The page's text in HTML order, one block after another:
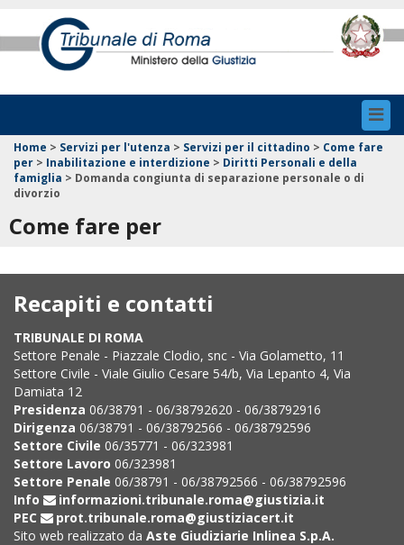
Home > Servizi per l'utenza > Servizi per il cittadino > Come fare
per > Inabilitazione e interdizione > Diritti Personali e della
famiglia > Domanda congiunta di separazione personale o di
divorzio
Come fare per
Recapiti e contatti
TRIBUNALE DI ROMA
Settore Penale - Piazzale Clodio, snc - Via Golametto, 11
Settore Civile - Viale Giulio Cesare 54/b, Via Lepanto 4, Via
Damiata 12
Presidenza 06/38791 - 06/38792620 - 06/38792916
Dirigenza 06/38791 - 06/38792566 - 06/38792596
Settore Civile 06/35771 - 06/323981
Settore Lavoro 06/323981
Settore Penale 06/38791 - 06/38792566 - 06/38792596
Info
informazioni.tribunale.roma@giustizia.it
PEC
prot.tribunale.roma@giustiziacert.it
Sito web realizzato da Aste Giudiziarie Inlinea S.p.A.